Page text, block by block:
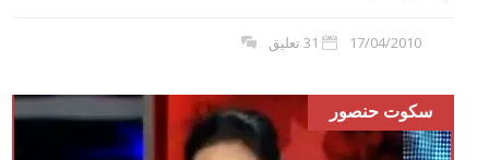
17/04/2010 31 تعليق
سكوت حنصور